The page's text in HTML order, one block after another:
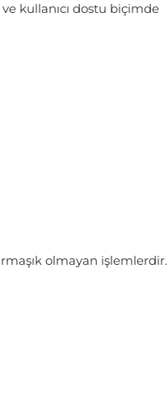
kullanıcı dostu biçimde
olmayan işlemlerdir.